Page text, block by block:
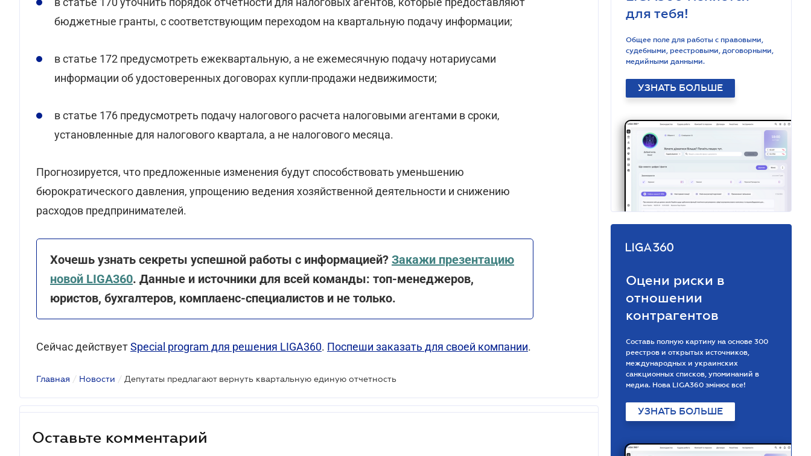
бюджетные гранты, с соответствующим переходом на квартальную подачу информации;
в статье 172 предусмотреть ежеквартальную, а не ежемесячную подачу нотариусами
информации об удостоверенных договорах купли-продажи недвижимости;
в статье 176 предусмотреть подачу налогового расчета налоговыми агентами в сроки,
установленные для налогового квартала, а не налогового месяца.
Прогнозируется, что предложенные изменения будут способствовать уменьшению
бюрократического давления, упрощению ведения хозяйственной деятельности и снижению
расходов предпринимателей.
Хочешь узнать секреты успешной работы с информацией? Закажи презентацию
новой LIGA360. Данные и источники для всей команды: топ-менеджеров,
юристов, бухгалтеров, комплаенс-специалистов и не только.
Сейчас действуетSpecial program для решения LIGA360. Поспеши заказать для своей компании.
Главная / Новости / Депутаты предлагают вернуть квартальную единую отчетность
Оставьте комментарий
для тебя!
Общее поле для работы с правовыми,
судебными, реестровыми, договорными,
медийными данными.
УЗНАТЬ БОЛЬШЕ
Оцени риски в
отношении
контрагентов
Составь полную картину на основе 300
реестров и открытых источников,
международных и украинских
санкционных списков, упоминаний в
медиа. Нова LIGA360 змінює все!
УЗНАТЬ БОЛЬШЕ